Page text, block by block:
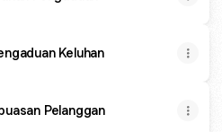
Keluhan
Pelanggan